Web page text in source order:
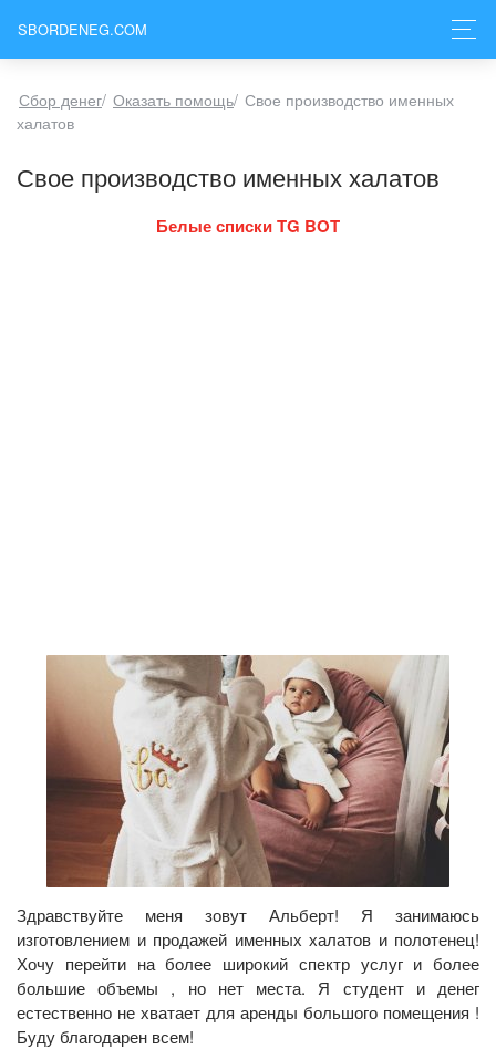
SBORDENEG.COM
Сбор денег/ Оказать помощь/ Свое производство именных
халатов
Свое производство именных халатов
Белые списки TG BOT
Здравствуйте меня зовут Альберт! Я занимаюсь
изготовлением и продажей именных халатов и полотенец!
Хочу перейти на более широкий спектр услуг и более
большие объемы , но нет места. Я студент и денег
естественно не хватает для аренды большого помещения !
Буду благодарен всем!